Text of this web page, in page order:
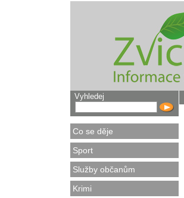
Vyhledej
Co se děje
Sport
Služby občanům
Krimi